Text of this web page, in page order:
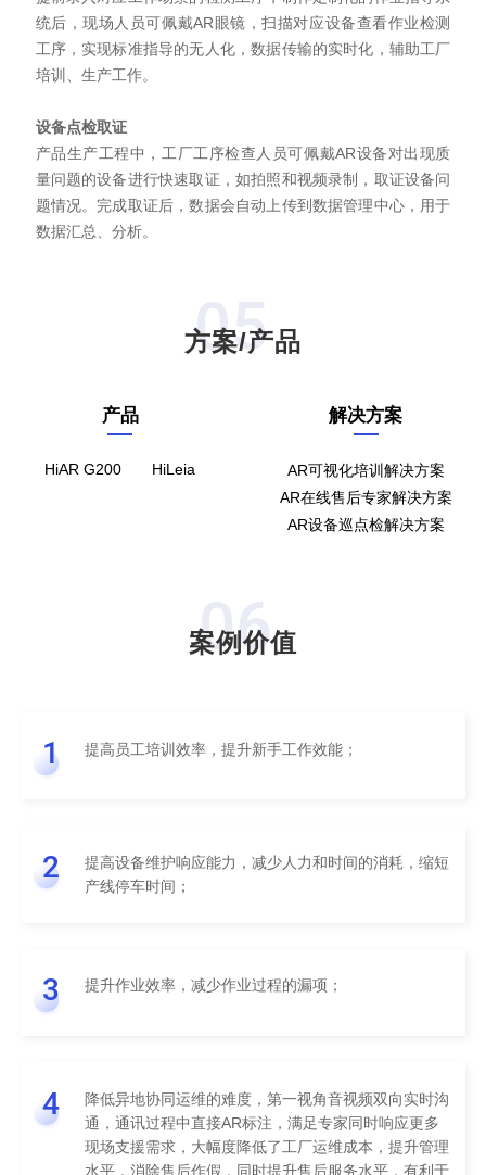
统后，现场人员可佩戴AR眼镜，扫描对应设备查看作业检测
工序，实现标准指导的无人化，数据传输的实时化，辅助工厂
培训、生产工作。
设备点检取证
产品生产工程中，工厂工序检查人员可佩戴AR设备对出现质
量问题的设备进行快速取证，如拍照和视频录制，取证设备问
题情况。完成取证后，数据会自动上传到数据管理中心，用于
数据汇总、分析。
方案/产品
05
产品
HiAR G200 HiLeia
解决方案
AR可视化培训解决方案
AR在线售后专家解决方案
AR设备巡点检解决方案
案例价值
06
1 提高员工培训效率，提升新手工作效能；
2
提高设备维护响应能力，减少人力和时间的消耗，缩短
产线停车时间；
3 提升作业效率，减少作业过程的漏项；
4
降低异地协同运维的难度，第一视角音视频双向实时沟
通，通讯过程中直接AR标注，满足专家同时响应更多
现场支援需求，大幅度降低了工厂运维成本，提升管理
水平，消除售后作假，同时提升售后服务水平，有利于